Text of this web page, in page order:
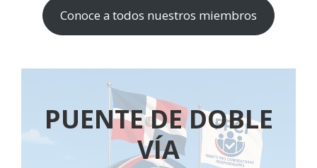
Conoce a todos nuestros miembros
PUENTE DE DOBLE
VÍA